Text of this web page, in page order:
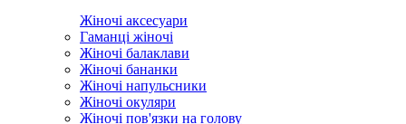
Жіночі аксесуари
Гаманці жіночі
Жіночі балаклави
Жіночі бананки
Жіночі напульсники
Жіночі окуляри
Жіночі пов'язки на голову